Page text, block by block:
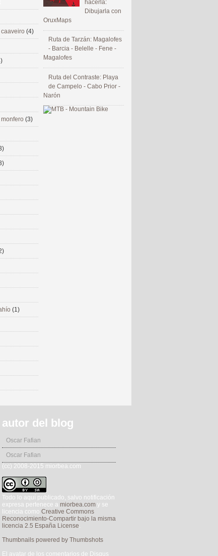
hacerla:
Dibujarla con
OruxMaps
Ruta de Tarzán: Magalofes
- Barcia - Belelle - Fene -
Magalofes
Ruta del Contraste: Playa
de Campelo - Cabo Prior -
Narón
(4)
(3)
(1)
autor del blog
Oscar Fafian
Oscar Fafian
(cc) 2008-2015 miorbea.com
Todo lo aquí publicado, salvo notificación
expresa pertenece a miorbea.com y se
licencia como Creative Commons
Reconocimiento-Compartir bajo la misma
licencia 2.5 España License.
Thumbnails powered by Thumbshots
El avatar de los comentarios de Disqus